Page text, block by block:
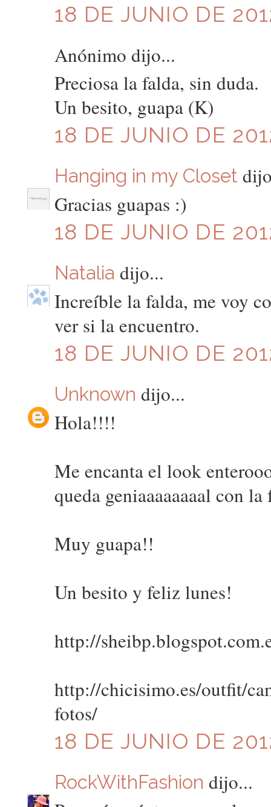
18 DE JUNIO DE
Anónimo dijo...
Preciosa la falda, sin duda.
Un besito, guapa (K)
18 DE JUNIO DE
Hanging in my Closet
Gracias guapas :)
18 DE JUNIO DE
Natalia dijo...
Increíble la falda, me voy
ver si la encuentro.
18 DE JUNIO DE
Unknown dijo...
Hola!!!!
Me encanta el look
queda geniaaaaaaaal con la
Muy guapa!!
Un besito y feliz lunes!
http://
http://chicisimo.es/outfit/
fotos/
18 DE JUNIO DE
RockWithFashion dijo...